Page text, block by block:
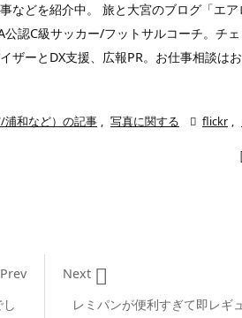
などを紹介中。 旅と大宮のブログ「エ
認C級サッカー/フットサルコーチ。チ
ーとDX支援、広報PR。お仕事相談はお
浦和など）の記事 , 写真に関する  flickr ,
レミパンが便利すぎて即レギ

Next
Prev